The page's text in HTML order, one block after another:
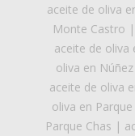
aceite de oliva
Monte Castro |
aceite de oliva
oliva en Núñez
aceite de oliva
oliva en
Parque Chas |